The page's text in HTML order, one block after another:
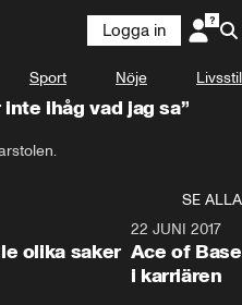
Logga in
Sport Nöje Livsstil
ihåg vad jag sa”
SE ALLA
olika saker
22 JUNI 2017
Ace of
i karriären